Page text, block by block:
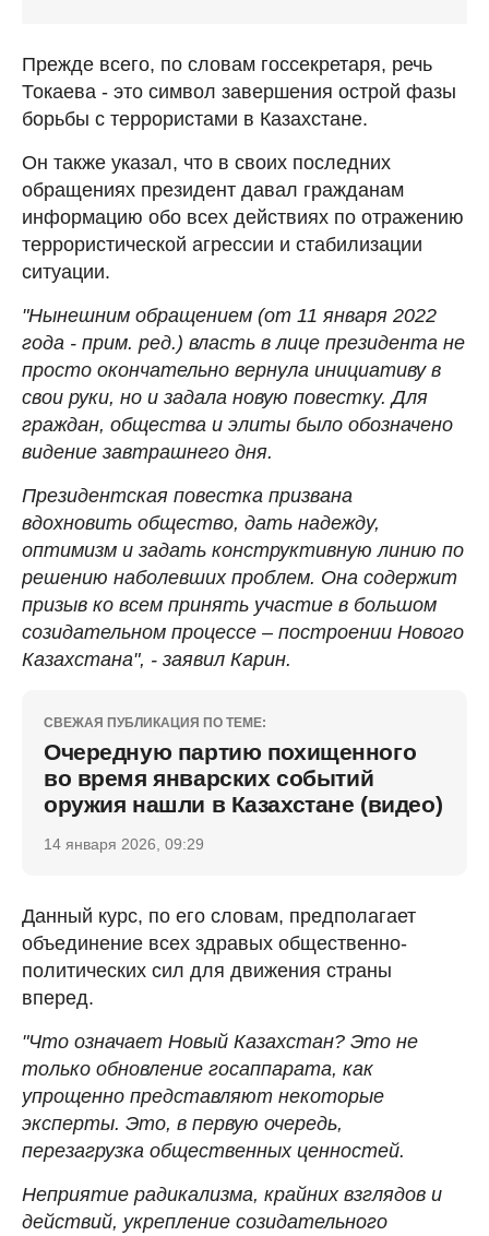
Прежде всего, по словам госсекретаря, речь
Токаева - это символ завершения острой фазы
борьбы с террористами в Казахстане.
Он также указал, что в своих последних
обращениях президент давал гражданам
информацию обо всех действиях по отражению
террористической агрессии и стабилизации
ситуации.
"Нынешним обращением (от 11 января 2022
года - прим. ред.) власть в лице президента не
просто окончательно вернула инициативу в
свои руки, но и задала новую повестку. Для
граждан, общества и элиты было обозначено
видение завтрашнего дня.
Президентская повестка призвана
вдохновить общество, дать надежду,
оптимизм и задать конструктивную линию по
решению наболевших проблем. Она содержит
призыв ко всем принять участие в большом
созидательном процессе – построении Нового
Казахстана", - заявил Карин.
СВЕЖАЯ ПУБЛИКАЦИЯ ПО ТЕМЕ:
Очередную партию похищенного
во время январских событий
оружия нашли в Казахстане (видео)
14 января 2026, 09:29
Данный курс, по его словам, предполагает
объединение всех здравых общественно-
политических сил для движения страны
вперед.
"Что означает Новый Казахстан? Это не
только обновление госаппарата, как
упрощенно представляют некоторые
эксперты. Это, в первую очередь,
перезагрузка общественных ценностей.
Неприятие радикализма, крайних взглядов и
действий, укрепление созидательного